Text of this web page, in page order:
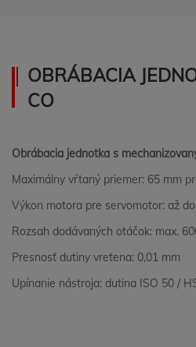
OBRÁBACIA
CO
Obrábacia jednotka s
Maximálny vŕtaný priemer: 65 mm
Výkon motora pre servomotor: až
Rozsah dodávaných otáčok: max.
Presnosť dutiny vretena: 0,01 mm
Upínanie nástroja: dutina ISO 50 /